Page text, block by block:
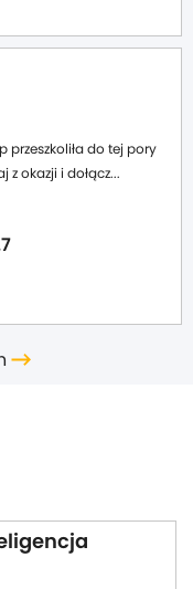
przeszkoliła do tej pory
z okazji i dołącz...